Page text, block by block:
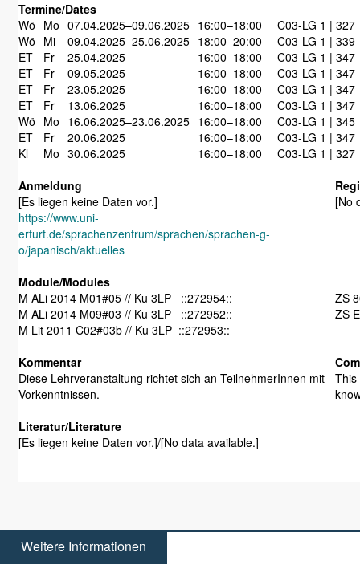
Termine/Dates
Wö Mo 07.04.2025–09.06.2025 16:00–18:00
C03-LG 1 | 327
Wö Mi 09.04.2025–25.06.2025 18:00–20:00
C03-LG 1 | 339
ET
Fr 25.04.2025 16:00–18:00
C03-LG 1 | 347
ET
Fr 09.05.2025 16:00–18:00
C03-LG 1 | 347
ET
Fr 23.05.2025 16:00–18:00
C03-LG 1 | 347
ET
Fr 13.06.2025 16:00–18:00
C03-LG 1 | 347
Wö Mo 16.06.2025–23.06.2025 16:00–18:00
C03-LG 1 | 345
ET
Fr 20.06.2025 16:00–18:00
C03-LG 1 | 347
Kl
Mo 30.06.2025 16:00–18:00
C03-LG 1 | 327
Anmeldung
[Es liegen keine Daten vor.]
https://www.uni-
erfurt.de/sprachenzentrum/sprachen/sprachen-g-
o/japanisch/aktuelles
[No
Module/Modules
M ALi 2014 M01#05 // Ku 3LP ::272954::
M ALi 2014 M09#03 // Ku 3LP ::272952::
M Lit 2011 C02#03b // Ku 3LP ::272953::
ZS
Kommentar
Diese Lehrveranstaltung richtet sich an TeilnehmerInnen mit
Vorkenntnissen.
This
Literatur/Literature
[Es liegen keine Daten vor.]/[No data available.]
Weitere Informationen